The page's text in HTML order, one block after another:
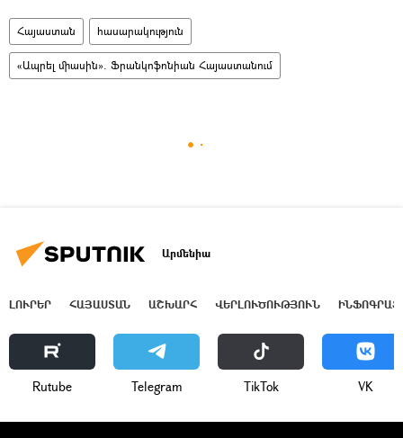
Հայաստան հասարակություն
«Ապրել միասին». Ֆրանկոֆոնիան Հայաստանում
Արմենիա
ԼՈՒՐԵՐ ՀԱՅԱՍՏԱՆ ԱՇԽԱՐՀ ՎԵՐԼՈՒԾՈՒԹՅՈՒՆ
Rutube Telegram ТikТоk VK